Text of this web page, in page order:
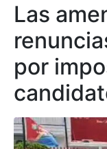
Las
por